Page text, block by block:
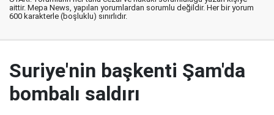
aittir. Mepa News, yapılan yorumlardan sorumlu değildir. Her bir yorum
600 karakterle (boşluklu) sınırlıdır.
Suriye'nin başkenti Şam'da
bombalı saldırı